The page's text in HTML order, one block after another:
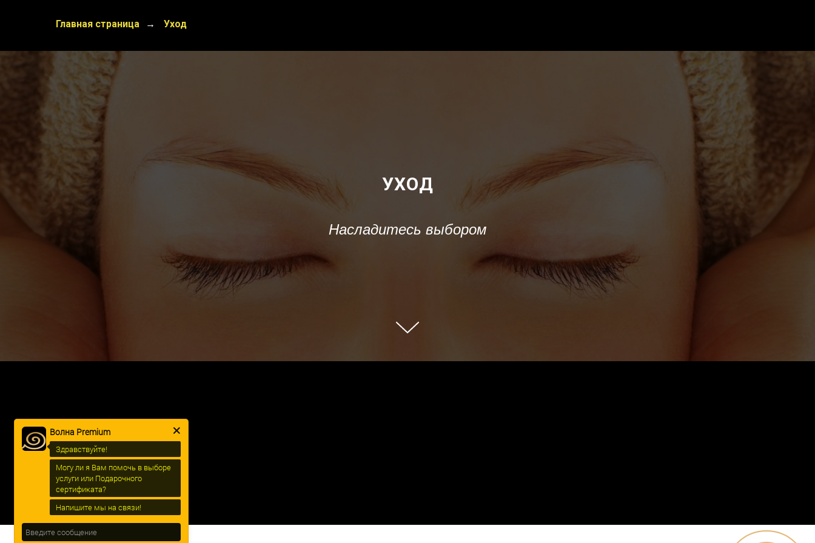
Главная страница → Уход
УХОД
Насладитесь выбором
Волна Premium
Здравствуйте!
Могу ли я Вам помочь в выборе
услуги или Подарочного
сертификата?
Напишите мы на связи!